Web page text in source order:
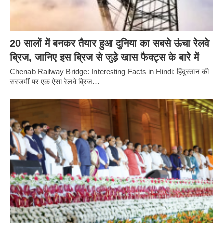
20 सालों में बनकर तैयार हुआ दुनिया का सबसे ऊंचा रेलवे
ब्रिज, जानिए इस ब्रिज से जुड़े खास फैक्ट्स के बारे में
Chenab Railway Bridge: Interesting Facts in Hindi: हिंदुस्तान की
सरजमीं पर एक ऐसा रेलवे ब्रिज…